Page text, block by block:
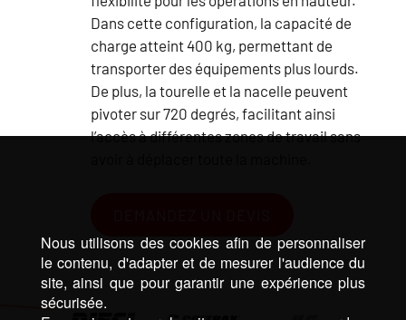
Dans cette configuration, la capacité de
charge atteint 400 kg, permettant de
transporter des équipements plus lourds.
De plus, la tourelle et la nacelle peuvent
pivoter sur 720 degrés, facilitant ainsi
l’accès à différentes zones de travail sans
Nous utilisons des cookies afin de personnaliser
le contenu, d'adapter et de mesurer l'audience du
site, ainsi que pour garantir une expérience plus
sécurisée.